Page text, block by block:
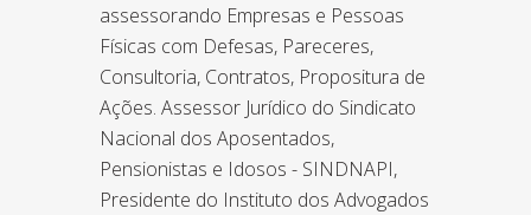
assessorando Empresas e Pessoas
Físicas com Defesas, Pareceres,
Consultoria, Contratos, Propositura de
Ações. Assessor Jurídico do Sindicato
Nacional dos Aposentados,
Pensionistas e Idosos - SINDNAPI,
Presidente do Instituto dos Advogados